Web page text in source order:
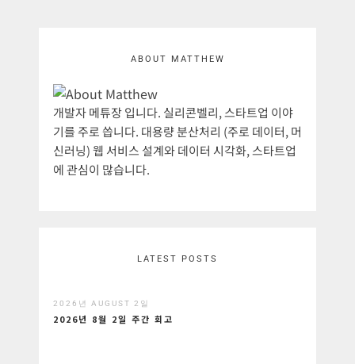
ABOUT MATTHEW
개발자 메튜장 입니다. 실리콘벨리, 스타트업 이야
기를 주로 씁니다. 대용량 분산처리 (주로 데이터, 머
신러닝) 웹 서비스 설계와 데이터 시각화, 스타트업
에 관심이 많습니다.
LATEST POSTS
2026년 AUGUST 2일
2026년 8월 2일 주간 회고